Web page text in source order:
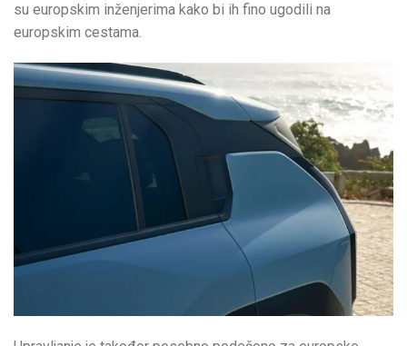
su europskim inženjerima kako bi ih fino ugodili na
europskim cestama.